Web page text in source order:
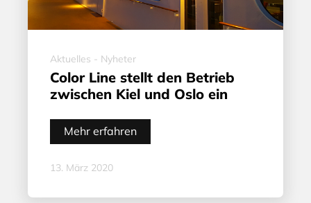
Aktuelles - Nyheter
Color Line stellt den Betrieb
zwischen Kiel und Oslo ein
Mehr erfahren
13. März 2020